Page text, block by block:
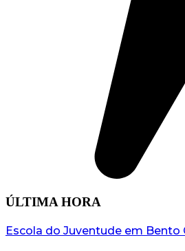
ÚLTIMA HORA